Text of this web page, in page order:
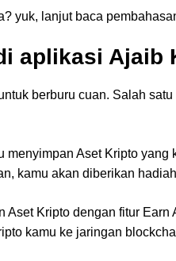
yuk, lanjut baca
aplikasi Ajaib
berburu cuan. Salah
menyimpan Aset Kripto
kamu akan diberikan
Aset Kripto dengan fitur
kamu ke jaringan